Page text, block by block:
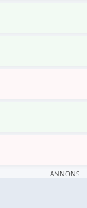
ANNONS